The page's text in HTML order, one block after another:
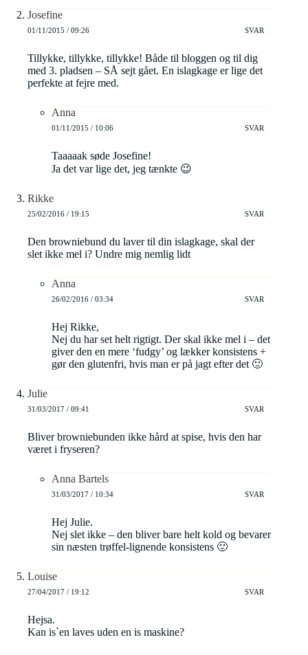
Josefine
01/11/2015 / 09:26 SVAR
Tillykke, tillykke, tillykke! Både til bloggen og til dig
med 3. pladsen – SÅ sejt gået. En islagkage er lige det
perfekte at fejre med.
Anna
01/11/2015 / 10:06 SVAR
Taaaaak søde Josefine!
Ja det var lige det, jeg tænkte 😉
Rikke
25/02/2016 / 19:15 SVAR
Den browniebund du laver til din islagkage, skal der
slet ikke mel i? Undre mig nemlig lidt
Anna
26/02/2016 / 03:34 SVAR
Hej Rikke,
Nej du har set helt rigtigt. Der skal ikke mel i – det
giver den en mere ‘fudgy’ og lækker konsistens +
gør den glutenfri, hvis man er på jagt efter det 🙂
Julie
31/03/2017 / 09:41 SVAR
Bliver browniebunden ikke hård at spise, hvis den har
været i fryseren?
Anna Bartels
31/03/2017 / 10:34 SVAR
Hej Julie.
Nej slet ikke – den bliver bare helt kold og bevarer
sin næsten trøffel-lignende konsistens 🙂
Louise
27/04/2017 / 19:12 SVAR
Hejsa.
Kan is`en laves uden en is maskine?